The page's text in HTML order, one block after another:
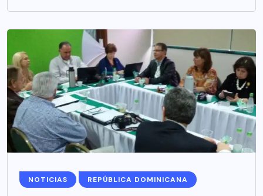
NOTICIAS REPÚBLICA DOMINICANA